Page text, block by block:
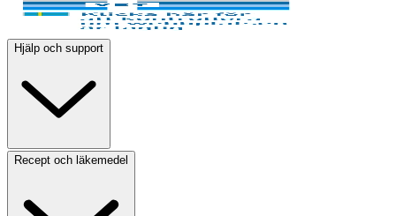
Hjälp och support
Recept och läkemedel